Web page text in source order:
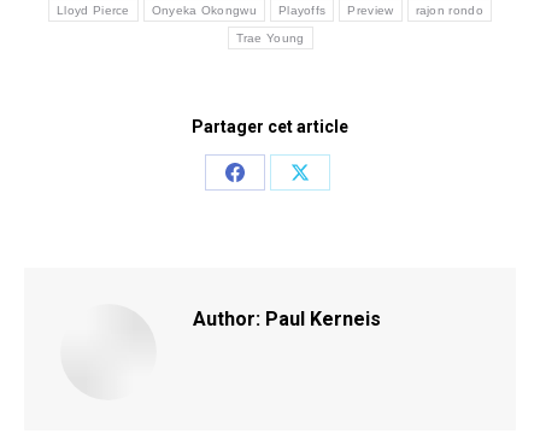
Lloyd Pierce Onyeka Okongwu Playoffs Preview rajon rondo
Trae Young
Partager cet article
Share
Share
Author: Paul Kerneis